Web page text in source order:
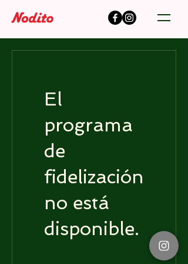
El
programa
de
fidelización
no está
disponible.